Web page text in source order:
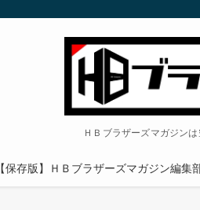
ＨＢブラザーズマガジン
【保存版】ＨＢブラザーズマガジン編